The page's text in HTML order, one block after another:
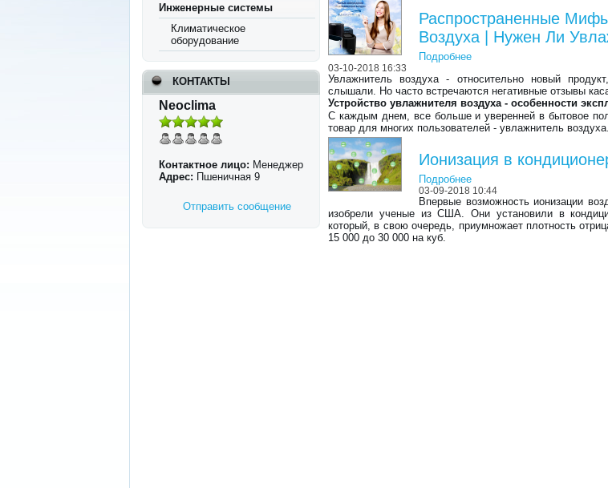
Инженерные системы
Климатическое
оборудование
КОНТАКТЫ
Neoclima
Контактное лицо: Менеджер
Адрес: Пшеничная 9
Отправить сообщение
Распространенные
Воздуха | Нужен Ли
Подробнее
03-10-2018 16:33
Увлажнитель воздуха - относительно новый
слышали. Но часто встречаются негативные отзывы
Устройство увлажнителя воздуха - особенности
С каждым днем, все больше и уверенней в бытовое
товар для многих пользователей - увлажнитель воздуха.
Ионизация в
Подробнее
03-09-2018 10:44
Впервые возможность ионизации
изобрели ученые из США. Они установили в
который, в свою очередь, приумножает плотность
15 000 до 30 000 на куб.